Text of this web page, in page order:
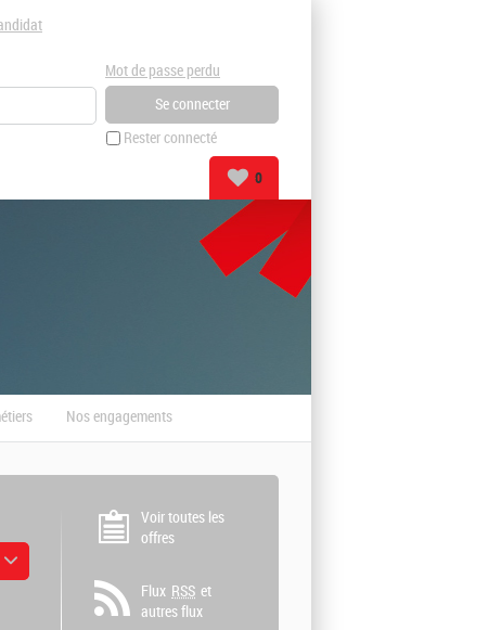
Rester connecté
Mot de passe perdu
0
Nos engagements
valeurs
Voir toutes les
offres
Flux RSS et
autres flux